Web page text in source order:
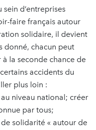
d’entreprises
faire français autour
solidaire, il devient
donné, chacun peut
la seconde chance de
accidents du
plus loin :
niveau national; créer
par tous;
solidarité « autour de